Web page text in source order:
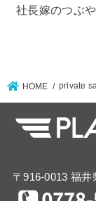
社長嫁のつぶ
HOME private
〒916-0013 福